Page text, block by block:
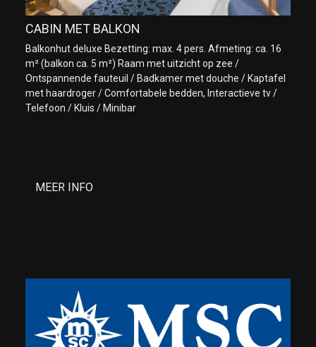
CABIN MET BALKON
Balkonhut deluxe Bezetting: max. 4 pers. Afmeting: ca. 16
m² (balkon ca. 5 m²) Raam met uitzicht op zee /
Ontspannende fauteuil / Badkamer met douche / Kaptafel
met haardroger / Comfortabele bedden, Interactieve tv /
Telefoon / Kluis / Minibar
MEER INFO